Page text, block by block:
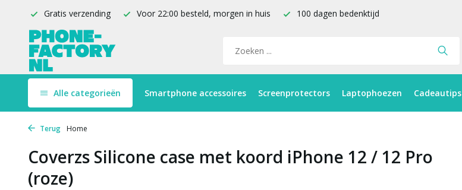
Gratis verzending Voor 22:00 besteld, morgen in huis 100 dagen bedenktijd
Alle categorieën Smartphone accessoires Screenprotectors Laptophoezen Cadeautips
Terug Home
Coverzs Silicone case met koord iPhone 12 / 12 Pro
(roze)